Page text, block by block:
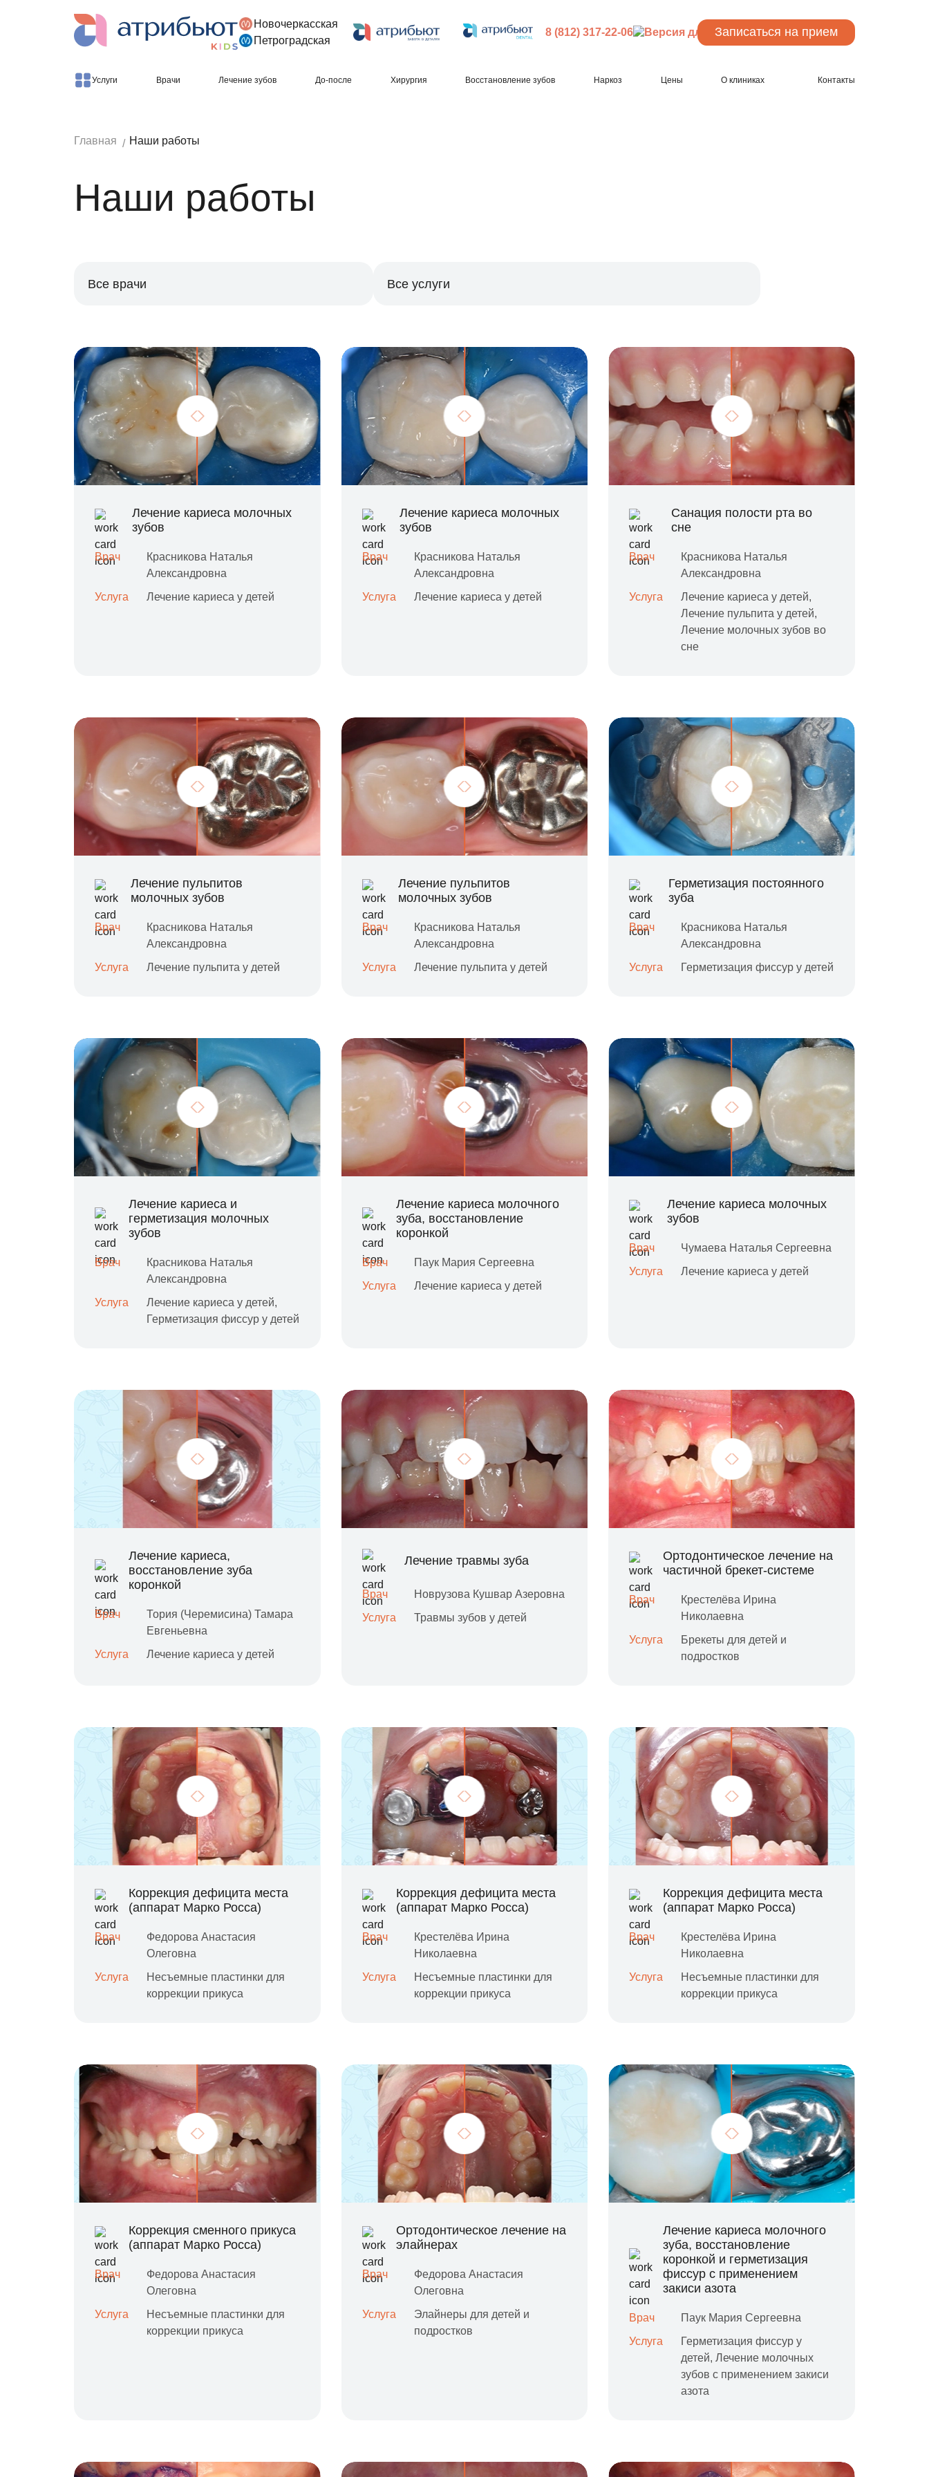
Версия для слабовидящих
Новочеркасская
Петроградская
8 (812) 317-22-06 Записаться на прием
Услуги Врачи Лечение зубов До-после Хирургия Восстановление зубов Наркоз Цены О клиниках Контакты
Главная Наши работы
Наши работы
Все врачи Все услуги
Лечение кариеса молочных
зубов
Врач
Красникова Наталья
Александровна
Услуга
Лечение кариеса у детей
Лечение кариеса молочных
зубов
Врач
Красникова Наталья
Александровна
Услуга
Лечение кариеса у детей
Санация полости рта во
сне
Врач
Красникова Наталья
Александровна
Услуга
Лечение кариеса у детей,
Лечение пульпита у детей,
Лечение молочных зубов во
сне
Лечение пульпитов
молочных зубов
Врач
Красникова Наталья
Александровна
Услуга
Лечение пульпита у детей
Лечение пульпитов
молочных зубов
Врач
Красникова Наталья
Александровна
Услуга
Лечение пульпита у детей
Герметизация постоянного
зуба
Врач
Красникова Наталья
Александровна
Услуга
Герметизация фиссур у детей
Лечение кариеса и
герметизация молочных
зубов
Врач
Красникова Наталья
Александровна
Услуга
Лечение кариеса у детей,
Герметизация фиссур у детей
Лечение кариеса молочного
зуба, восстановление
коронкой
Врач
Паук Мария Сергеевна
Услуга
Лечение кариеса у детей
Лечение кариеса молочных
зубов
Врач
Чумаева Наталья Сергеевна
Услуга
Лечение кариеса у детей
Лечение кариеса,
восстановление зуба
коронкой
Врач
Тория (Черемисина) Тамара
Евгеньевна
Услуга
Лечение кариеса у детей
Лечение травмы зуба
Врач
Новрузова Кушвар Азеровна
Услуга
Травмы зубов у детей
Ортодонтическое лечение на
частичной брекет-системе
Врач
Крестелёва Ирина
Николаевна
Услуга
Брекеты для детей и
подростков
Коррекция дефицита места
(аппарат Марко Росса)
Врач
Федорова Анастасия
Олеговна
Услуга
Несъемные пластинки для
коррекции прикуса
Коррекция дефицита места
(аппарат Марко Росса)
Врач
Крестелёва Ирина
Николаевна
Услуга
Несъемные пластинки для
коррекции прикуса
Коррекция дефицита места
(аппарат Марко Росса)
Врач
Крестелёва Ирина
Николаевна
Услуга
Несъемные пластинки для
коррекции прикуса
Коррекция сменного прикуса
(аппарат Марко Росса)
Врач
Федорова Анастасия
Олеговна
Услуга
Несъемные пластинки для
коррекции прикуса
Ортодонтическое лечение на
элайнерах
Врач
Федорова Анастасия
Олеговна
Услуга
Элайнеры для детей и
подростков
Лечение кариеса молочного
зуба, восстановление
коронкой и герметизация
фиссур с применением
закиси азота
Врач
Паук Мария Сергеевна
Услуга
Герметизация фиссур у
детей,Лечение молочных
зубов с применением закиси
азота